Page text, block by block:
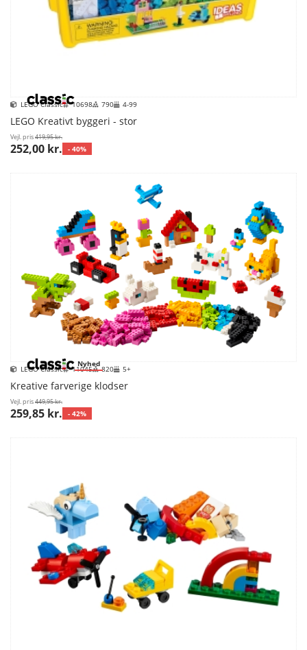
LEGO Classic 10698 790 4-99
LEGO Kreativt byggeri - stor
Vejl. pris419,95 kr.
252,00 kr. - 40%
Nyhed
LEGO Classic 11045 820 5+
Kreative farverige klodser
Vejl. pris449,95 kr.
259,85 kr. - 42%